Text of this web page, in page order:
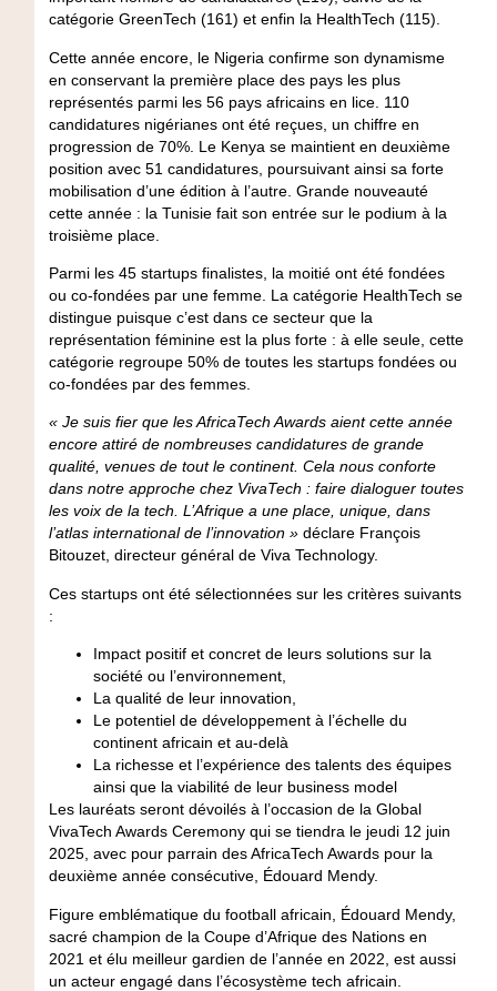
catégorie GreenTech (161) et enfin la HealthTech (115).
Cette année encore, le Nigeria confirme son dynamisme
en conservant la première place des pays les plus
représentés parmi les 56 pays africains en lice. 110
candidatures nigérianes ont été reçues, un chiffre en
progression de 70%. Le Kenya se maintient en deuxième
position avec 51 candidatures, poursuivant ainsi sa forte
mobilisation d’une édition à l’autre. Grande nouveauté
cette année : la Tunisie fait son entrée sur le podium à la
troisième place.
Parmi les 45 startups finalistes, la moitié ont été fondées
ou co-fondées par une femme. La catégorie HealthTech se
distingue puisque c’est dans ce secteur que la
représentation féminine est la plus forte : à elle seule, cette
catégorie regroupe 50% de toutes les startups fondées ou
co-fondées par des femmes.
« Je suis fier que les AfricaTech Awards aient cette année
encore attiré de nombreuses candidatures de grande
qualité, venues de tout le continent. Cela nous conforte
dans notre approche chez VivaTech : faire dialoguer toutes
les voix de la tech. L’Afrique a une place, unique, dans
l’atlas international de l’innovation » déclare François
Bitouzet, directeur général de Viva Technology.
Ces startups ont été sélectionnées sur les critères suivants
:
Impact positif et concret de leurs solutions sur la
société ou l’environnement,
La qualité de leur innovation,
Le potentiel de développement à l’échelle du
continent africain et au-delà
La richesse et l’expérience des talents des équipes
ainsi que la viabilité de leur business model
Les lauréats seront dévoilés à l’occasion de la Global
VivaTech Awards Ceremony qui se tiendra le jeudi 12 juin
2025, avec pour parrain des AfricaTech Awards pour la
deuxième année consécutive, Édouard Mendy.
Figure emblématique du football africain, Édouard Mendy,
sacré champion de la Coupe d’Afrique des Nations en
2021 et élu meilleur gardien de l’année en 2022, est aussi
un acteur engagé dans l’écosystème tech africain.